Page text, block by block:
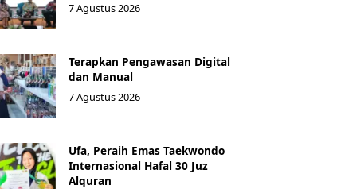
7 Agustus 2026
Terapkan Pengawasan Digital
dan Manual
7 Agustus 2026
Ufa, Peraih Emas Taekwondo
Internasional Hafal 30 Juz
Alquran